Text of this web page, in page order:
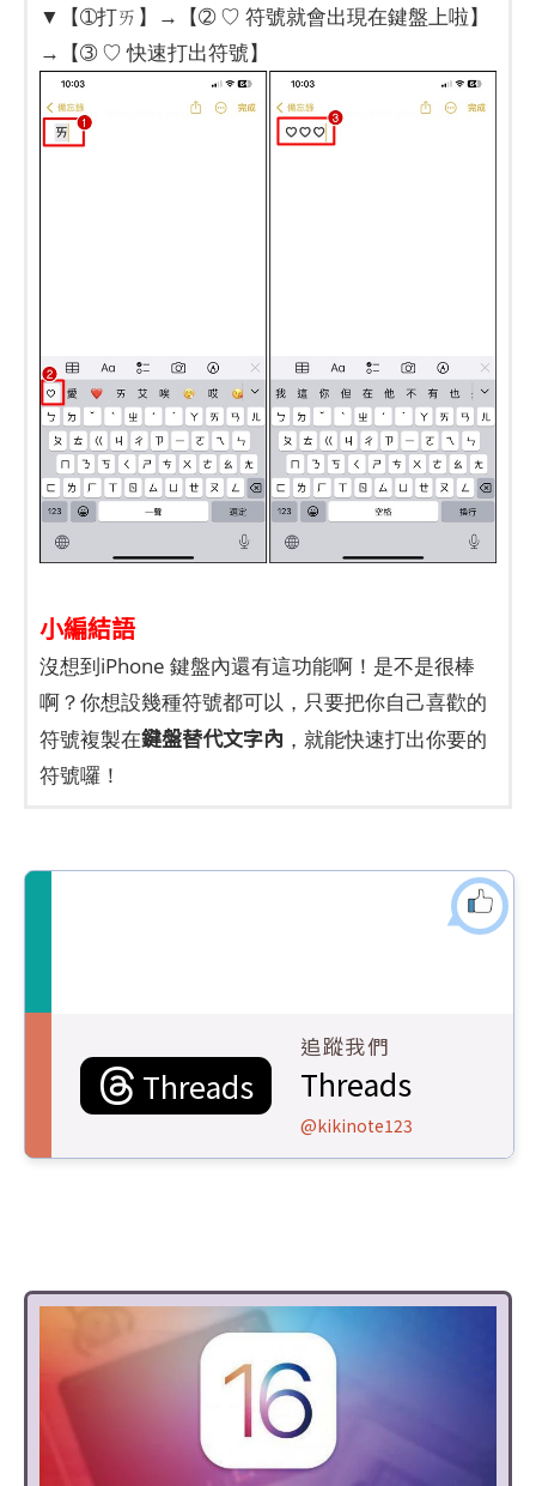
▼【➀打ㄞ】→【➁ ♡ 符號就會出現在鍵盤上啦】
→【➂ ♡ 快速打出符號】
小編結語
沒想到iPhone 鍵盤內還有這功能啊！是不是很棒
啊？你想設幾種符號都可以，只要把你自己喜歡的
符號複製在鍵盤替代文字內 ，就能快速打出你要的
符號囉！
Threads
追蹤我們
Threads
@kikinote123